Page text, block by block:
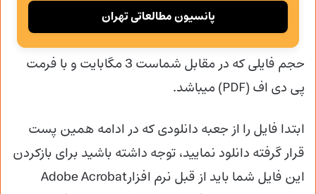
پانسیون مطالعاتی تهران
حجم فایلی که در مقابل شماست 3 مگابایت و با فرمت
پی دی اف (PDF) میباشد.
ابتدا فایل را از جعبه دانلودی که در ادامه همین پست
قرار گرفته دانلود نمایید، توجه داشته باشید برای بازکردن
این فایل شما باید از قبل نرم افزارAdobe Acrobat